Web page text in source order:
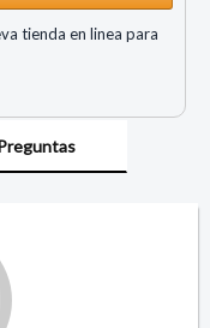
tienda en linea para